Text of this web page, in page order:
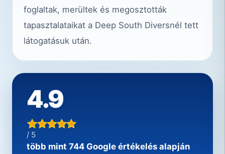
foglaltak, merültek és megosztották
tapasztalataikat a Deep South Diversnél tett
látogatásuk után.
4.9
/ 5
több mint 744 Google értékelés alapján